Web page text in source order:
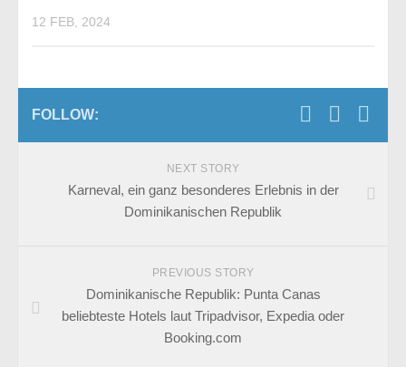
12 FEB, 2024
FOLLOW:
NEXT STORY
Karneval, ein ganz besonderes Erlebnis in der
Dominikanischen Republik
PREVIOUS STORY
Dominikanische Republik: Punta Canas
beliebteste Hotels laut Tripadvisor, Expedia oder
Booking.com